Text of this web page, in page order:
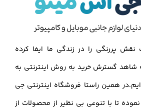
نقش پررنگی را در زندگی ما ایفا کرده
گسترش خرید به روش اینترنتی به
همین راستا فروشگاه اینترنتی جی
تا با تنوعی بی نظیر از محصولات از